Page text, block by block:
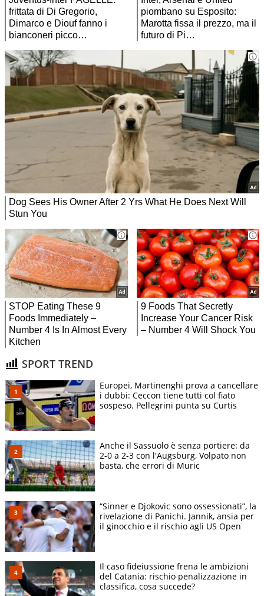
SPORT TREND
Europei, Martinenghi prova a cancellare
i dubbi: Ceccon tiene tutti col fiato
sospeso. Pellegrini punta su Curtis
Anche il Sassuolo è senza portiere: da
2-0 a 2-3 con l'Augsburg, Volpato non
basta, che errori di Muric
“Sinner e Djokovic sono ossessionati”, la
rivelazione di Panichi. Jannik, ansia per
il ginocchio e il rischio agli US Open
Il caso fideiussione frena le ambizioni
del Catania: rischio penalizzazione in
classifica, cosa succede?